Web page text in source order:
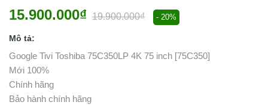
15.900.000₫ 19.900.000₫ - 20%
Mô tả:
Google Tivi Toshiba 75C350LP 4K 75 inch [75C350]
Mới 100%
Chính hãng
Bảo hành chính hãng